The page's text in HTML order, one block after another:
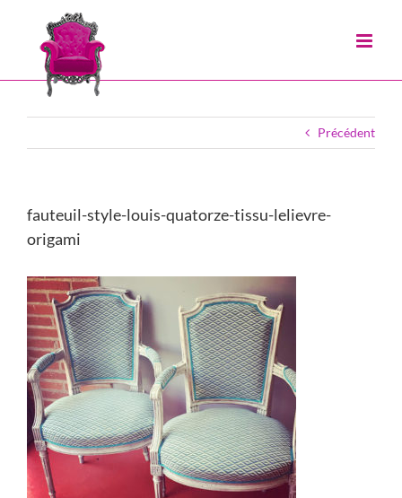
contenu
Précédent
fauteuil-style-louis-quatorze-tissu-lelievre-
origami